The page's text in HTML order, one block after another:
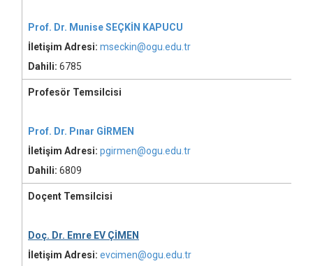
Prof. Dr. Munise SEÇKİN KAPUCU
İletişim Adresi: mseckin@ogu.edu.tr
Dahili: 6785
Profesör Temsilcisi
Prof. Dr. Pınar GİRMEN
İletişim Adresi: pgirmen@ogu.edu.tr
Dahili: 6809
Doçent Temsilcisi
Doç. Dr. Emre EV ÇİMEN
İletişim Adresi: evcimen@ogu.edu.tr